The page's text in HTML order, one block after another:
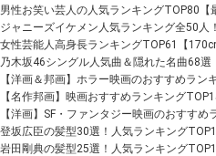
男性お笑い芸人の人気ランキングTOP80【
ジャニーズイケメン人気ランキング全50人
女性芸能人高身長ランキングTOP61【
乃木坂46シングル人気曲＆隠れた名曲68選
【洋画＆邦画】ホラー映画のおすすめラン
【名作邦画】映画おすすめランキング
【洋画】SF・ファンタジー映画のおすすめ
登坂広臣の髪型30選！人気ランキング
岩田剛典の髪型25選！人気ランキング